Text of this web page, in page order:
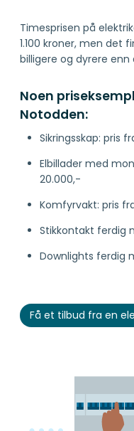
Timesprisen på
1.100 kroner, men det
billigere og dyrere enn
Noen
Notodden:
Sikringsskap: pris
Elbillader med
20.000,-
Komfyrvakt: pris
Stikkontakt ferdig
Downlights ferdig
Få et tilbud fra en